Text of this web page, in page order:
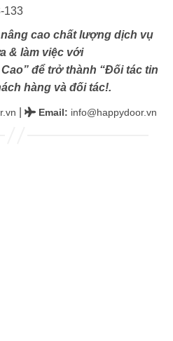
cao chất lượng dịch vụ
& làm việc với
để trở thành “Đối tác tin
hàng và đối tác!.
Email: info@happydoor.vn